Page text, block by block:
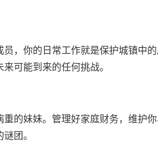
员，你的日常工作就是保护城镇中
可能到来的任何挑战。
重的妹妹。管理好家庭财务，维护
团。